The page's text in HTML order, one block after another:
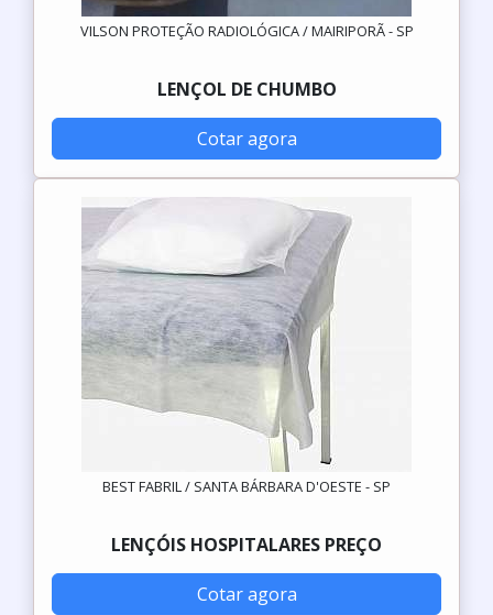
VILSON PROTEÇÃO RADIOLÓGICA / MAIRIPORÃ - SP
LENÇOL DE CHUMBO
Cotar agora
BEST FABRIL / SANTA BÁRBARA D'OESTE - SP
LENÇÓIS HOSPITALARES PREÇO
Cotar agora